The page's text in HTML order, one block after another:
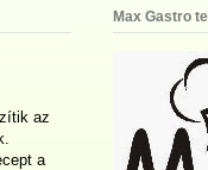
az
a
Max Gastro